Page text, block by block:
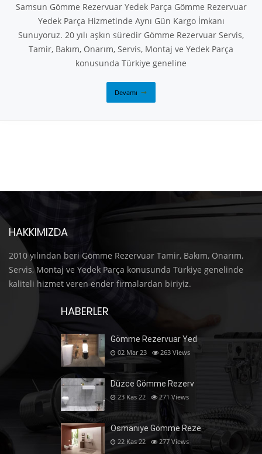
Samsun Gömme Rezervuar Yedek Parça Gömme Rezervuar
Yedek Parça Hizmetinde Aynı Gün Kargo İmkanı
Sunuyoruz. 20 yılı aşkın süredir Gömme Rezervuar Servis,
Tamir, Bakım, Onarım, Servis, Montaj ve Yedek Parça
konusunda Türkiye geneline
Devamı
HAKKIMIZDA
2010 yılından beri Gömme Rezervuar Tamir, Bakım, Onarım,
Servis, Montaj ve Yedek Parça konusunda Türkiye genelinde
kaliteli hizmet veren ender firmalardan biriyiz.
HABERLER
Gömme Rezervuar Yed
02 Mar 23 263 Views
Düzce Gömme Rezerv
23 Kas 22 271 Views
Osmaniye Gömme Reze
22 Kas 22 277 Views